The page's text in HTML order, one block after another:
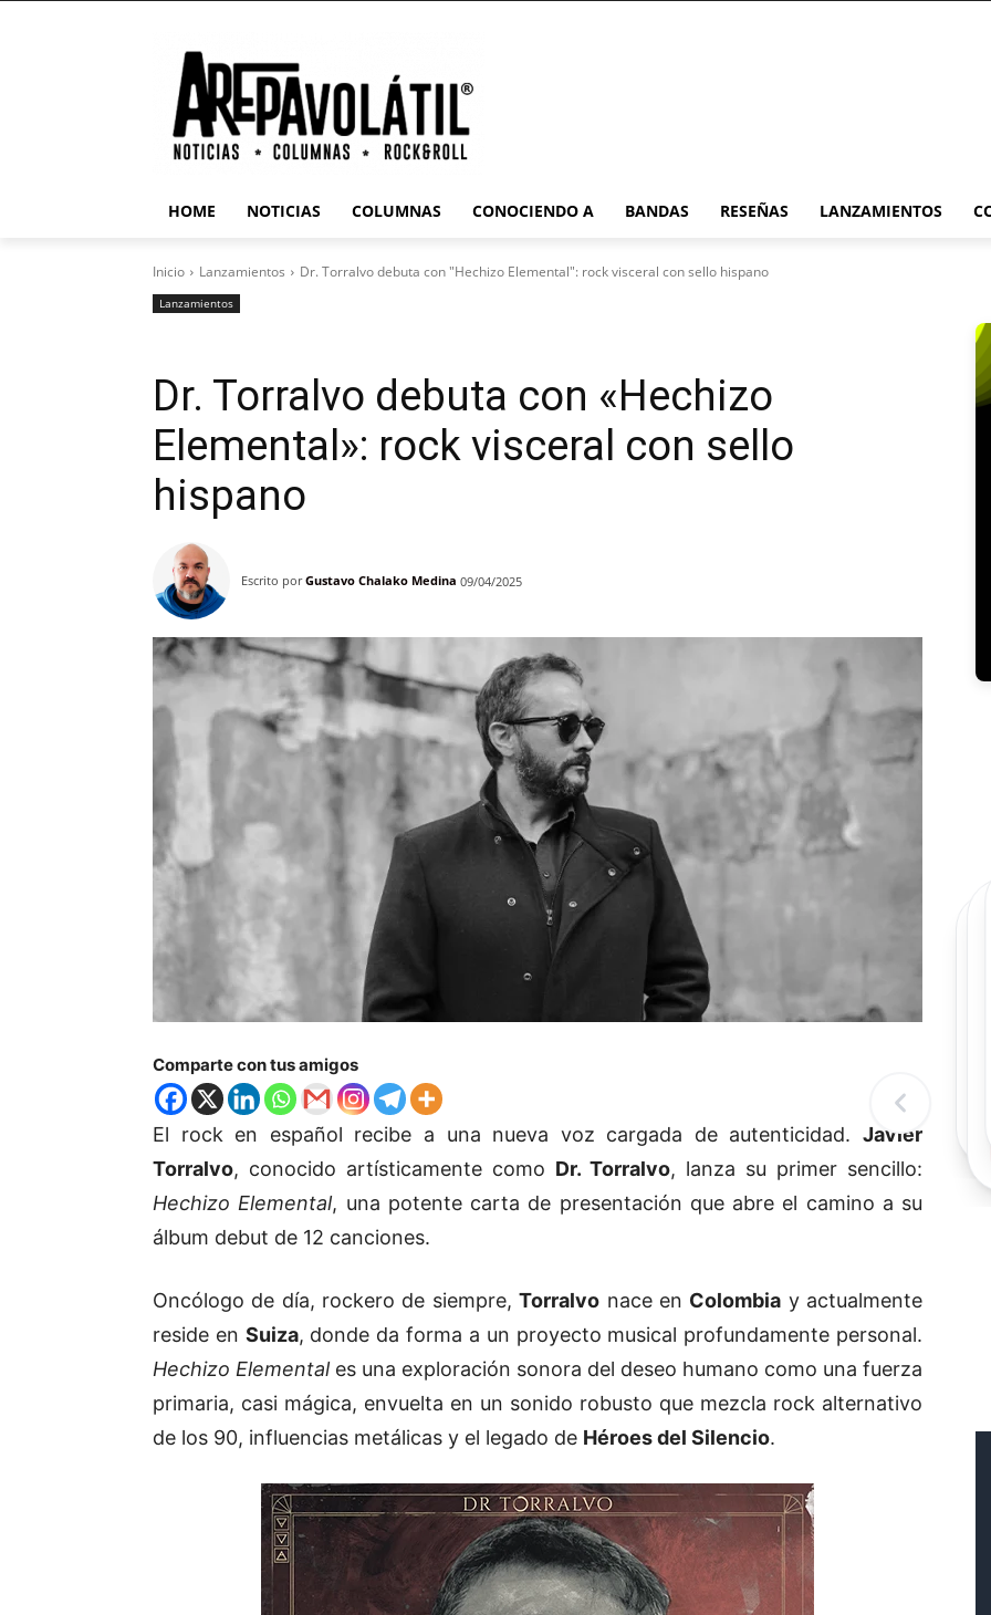
HOME NOTICIAS COLUMNAS CONOCIENDO A BANDAS RESEÑAS LANZAMIENTOS
Inicio Lanzamientos Dr. Torralvo debuta con "Hechizo Elemental": rock visceral con sello hispano
Lanzamientos
Dr. Torralvo debuta con «Hechizo
Elemental»: rock visceral con sello
hispano
Escrito por Gustavo Chalako Medina 09/04/2025
Comparte con tus amigos
El rock en español recibe a una nueva voz cargada de autenticidad. Javier
Torralvo, conocido artísticamente como Dr. Torralvo, lanza su primer sencillo:
Hechizo Elemental, una potente carta de presentación que abre el camino a su
álbum debut de 12 canciones.
Oncólogo de día, rockero de siempre,Torralvo nace en Colombia y actualmente
reside en Suiza, donde da forma a un proyecto musical profundamente personal.
Hechizo Elementales una exploración sonora del deseo humano como una fuerza
primaria, casi mágica, envuelta en un sonido robusto que mezcla rock alternativo
de los 90, influencias metálicas y el legado de Héroes del Silencio.